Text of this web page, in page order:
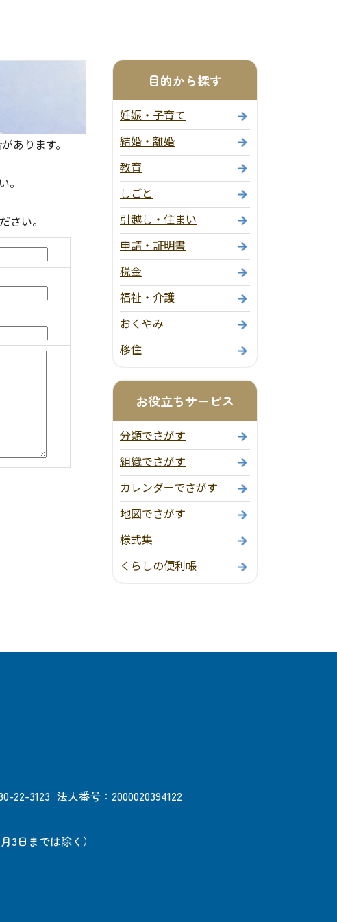
あります。
。
さい。
目的から探す
妊娠・子育て
結婚・離婚
教育
しごと
引越し・住まい
申請・証明書
税金
福祉・介護
おくやみ
移住
お役立ちサービス
分類でさがす
組織でさがす
カレンダーでさがす
地図でさがす
様式集
くらしの便利帳
22-3123 法人番号：2000020394122
3日までは除く）